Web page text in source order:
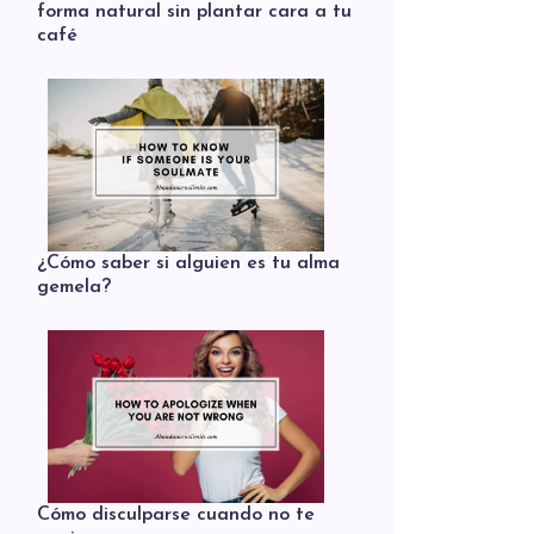
forma natural sin plantar cara a tu
café
¿Cómo saber si alguien es tu alma
gemela?
Cómo disculparse cuando no te